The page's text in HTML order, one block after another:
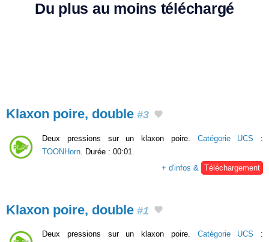
Du plus au moins téléchargé
Klaxon poire, double #3
Deux pressions sur un klaxon poire. Catégorie UCS :
TOONHorn . Durée : 00:01.
+ d'infos &
Téléchargement
Klaxon poire, double #1
Deux pressions sur un klaxon poire. Catégorie UCS :